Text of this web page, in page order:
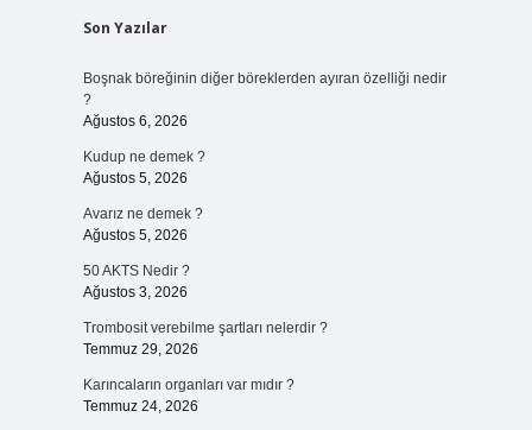
Sidebar
Son Yazılar
Boşnak böreğinin diğer böreklerden ayıran özelliği nedir
?
Ağustos 6, 2026
Kudup ne demek ?
Ağustos 5, 2026
Avarız ne demek ?
Ağustos 5, 2026
50 AKTS Nedir ?
Ağustos 3, 2026
Trombosit verebilme şartları nelerdir ?
Temmuz 29, 2026
Karıncaların organları var mıdır ?
Temmuz 24, 2026